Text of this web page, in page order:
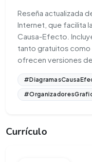
Reseña actualizada
Internet, que facilita
Causa-Efecto.
tanto gratuitos
ofrecen versiones
Currículo